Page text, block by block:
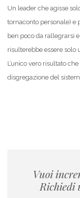
Un leader che agisse
tornaconto personale) e
ben poco da rallegrarsi
risulterebbe essere solo
L’unico vero risultato
disgregazione del
Vuoi
Richiedi